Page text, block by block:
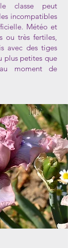
classe peut
incompatibles
Météo et
ou très fertiles,
avec des tiges
plus petites que
moment de